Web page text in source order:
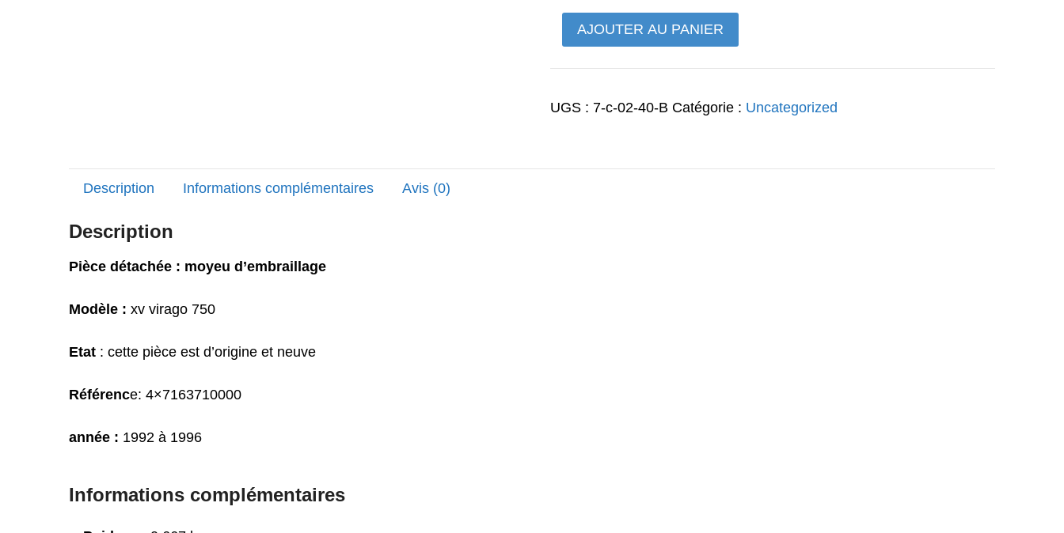
était :
250,00€.
est :
149,97€.
quantité
de
moyeu
xv
AJOUTER AU PANIER
UGS : 7-c-02-40-B Catégorie : Uncategorized
Description Informations complémentaires Avis (0)
Description
Pièce détachée : moyeu d’embraillage
Modèle : xv virago 750
Etat : cette pièce est d’origine et neuve
Référence: 4×7163710000
année : 1992 à 1996
Informations complémentaires